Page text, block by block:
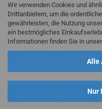
Wir verwenden Cookies und
Drittanbietern, um die
gewährleisten, die Nutzung
ein bestmögliches
Informationen finden Sie in
Alle
Nur
ÖFFNUNGSZEITEN FACHMARKT
Mo - Fr
9-12:30 Uhr
Mo, Di, Do
14-18 Uhr
Sa
nach Vereinbarung
VERTRAG WIDERRUFEN